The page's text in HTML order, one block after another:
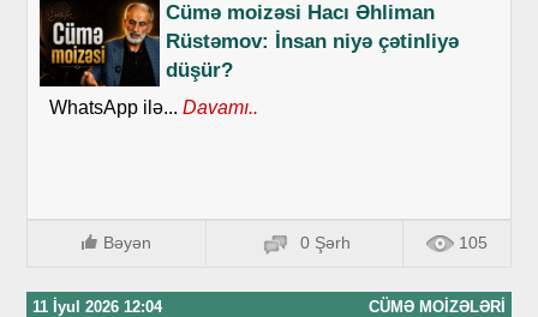
Cümə moizəsi Hacı Əhliman
Rüstəmov: İnsan niyə çətinliyə
düşür?
WhatsApp ilə... Davamı..
Bəyən 0 Şərh 105
11 İyul 2026 12:04 CÜMƏ MOIZƏLƏRI